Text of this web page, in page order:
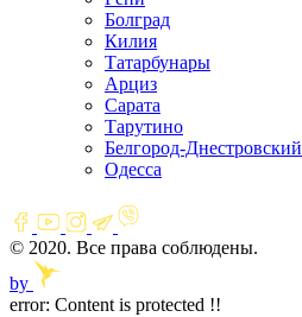
Болград
Килия
Татарбунары
Арциз
Сарата
Тарутино
Белгород-Днестровский
Одесса
© 2020. Все права соблюдены.
by
error: Content is protected !!